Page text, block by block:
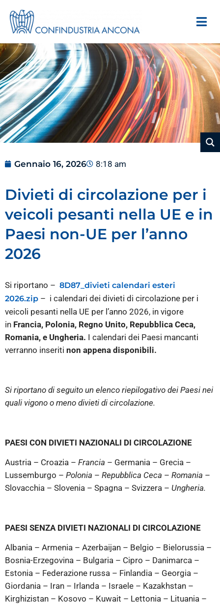
Gennaio 16, 2026 8:18 am
Divieti di circolazione per i
veicoli pesanti nella UE e in
Paesi non-UE per l’anno
2026
Si riportano – 8D87_divieti calendari esteri
2026.zip – i calendari dei divieti di circolazione per i
veicoli pesanti nella UE per l’anno 2026, in vigore
in Francia, Polonia, Regno Unito, Repubblica Ceca,
Romania, e Ungheria. I calendari dei Paesi mancanti
verranno inseriti non appena disponibili.
Si riportano di seguito un elenco riepilogativo dei Paesi nei
quali vigono o meno divieti di circolazione.
PAESI CON DIVIETI NAZIONALI DI CIRCOLAZIONE
Austria – Croazia – Francia – Germania – Grecia –
Lussemburgo – Polonia – Repubblica Ceca – Romania –
Slovacchia – Slovenia – Spagna – Svizzera – Ungheria.
PAESI SENZA DIVIETI NAZIONALI DI CIRCOLAZIONE
Albania – Armenia – Azerbaijan – Belgio – Bielorussia –
Bosnia-Erzegovina – Bulgaria – Cipro – Danimarca –
Estonia – Federazione russa – Finlandia – Georgia –
Giordania – Iran – Irlanda – Israele – Kazakhstan –
Kirghizistan – Kosovo – Kuwait – Lettonia – Lituania –